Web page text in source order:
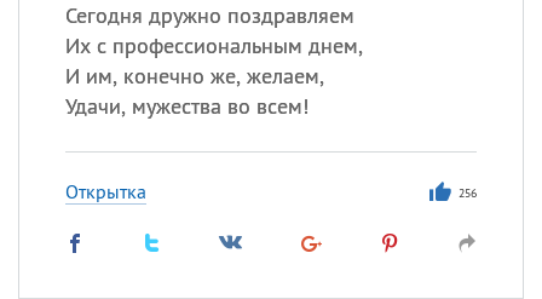
Сегодня дружно поздравляем
Их с профессиональным днем,
И им, конечно же, желаем,
Удачи, мужества во всем!
Открытка 256